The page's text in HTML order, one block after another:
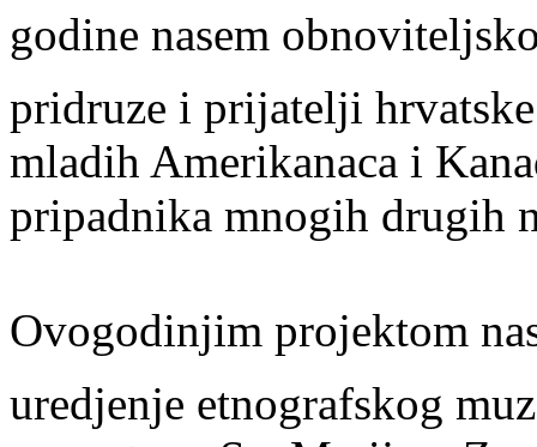
godine nasem
pridruze i prijatelji
mladih Amerikanaca i
pripadnika mnogih drugih
Ovogodinjim projektom
uredjenje etnografskog